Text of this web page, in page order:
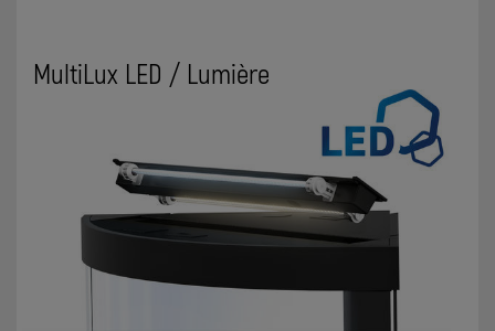
MultiLux LED / Lumière